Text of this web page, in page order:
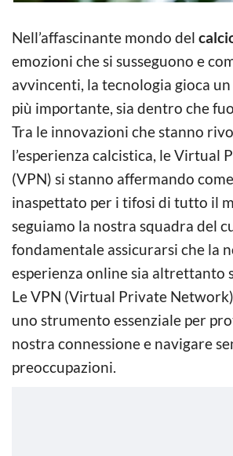
Nell’affascinante mondo del
emozioni che si susseguono e
avvincenti, la tecnologia gioca
più importante, sia dentro che
Tra le innovazioni che stanno
l’esperienza calcistica, le Virtual
(VPN) si stanno affermando
inaspettato per i tifosi di tutto il
seguiamo la nostra squadra del
fondamentale assicurarsi che la
esperienza online sia altrettanto
Le VPN (Virtual Private
uno strumento essenziale per
nostra connessione e navigare
preoccupazioni.